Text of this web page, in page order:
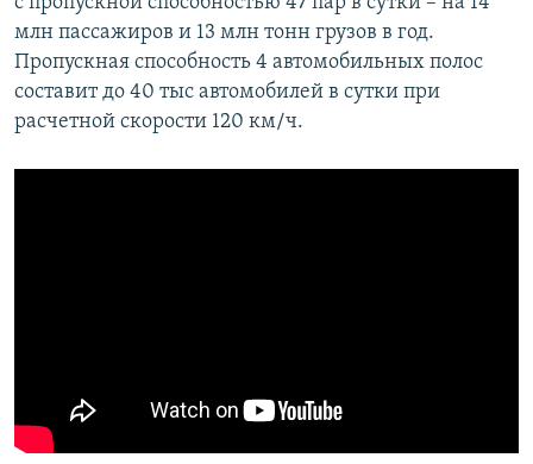
млн пассажиров и 13 млн тонн грузов в год.
Пропускная способность 4 автомобильных полос
составит до 40 тыс автомобилей в сутки при
расчетной скорости 120 км/ч.